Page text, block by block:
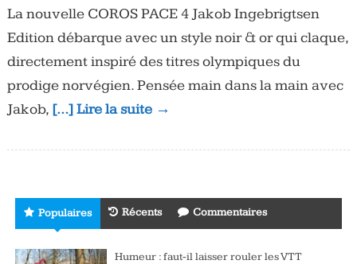
La nouvelle COROS PACE 4 Jakob Ingebrigtsen
Edition débarque avec un style noir & or qui claque,
directement inspiré des titres olympiques du
prodige norvégien. Pensée main dans la main avec
Jakob, […] Lire la suite →
Populaires Récents Commentaires
Humeur : faut-il laisser rouler les VTT